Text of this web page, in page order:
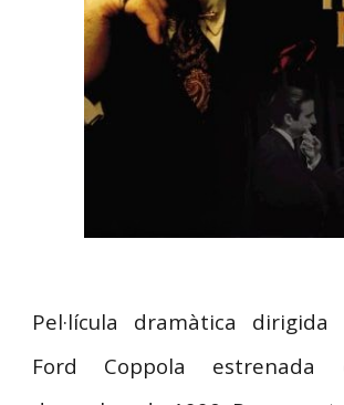
Pel·lícula dramàtica dirigida
Ford Coppola